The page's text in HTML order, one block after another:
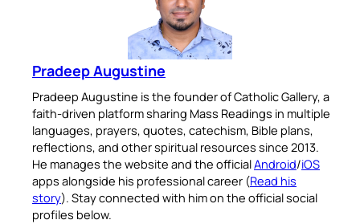
Pradeep Augustine
Pradeep Augustine is the founder of Catholic Gallery, a
faith-driven platform sharing Mass Readings in multiple
languages, prayers, quotes, catechism, Bible plans,
reflections, and other spiritual resources since 2013.
He manages the website and the officialAndroid/iOS
apps alongside his professional career (Read his
story). Stay connected with him on the official social
profiles below.